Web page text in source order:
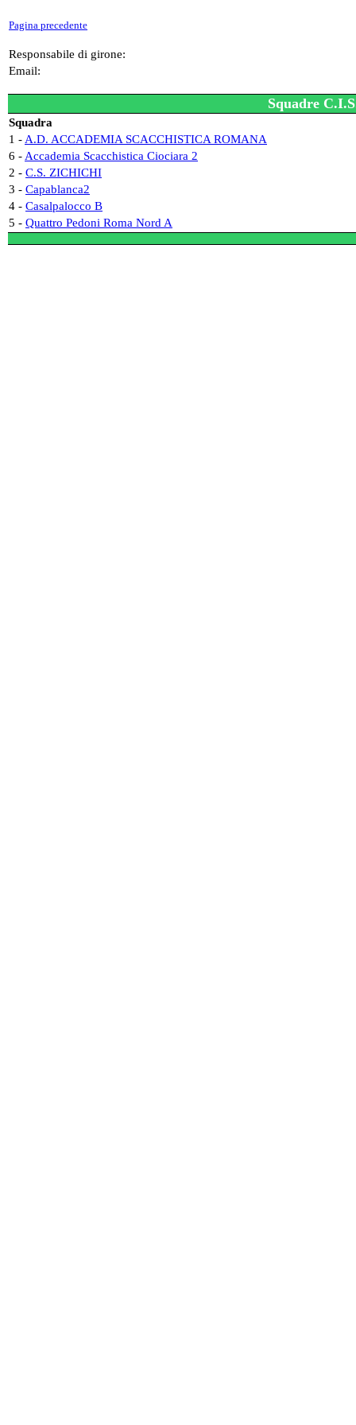
Pagina precedente
Responsabile di girone:
Email:
Squadre
Squadra
1 - A.D. ACCADEMIA SCACCHISTICA ROMANA
6 - Accademia Scacchistica Ciociara 2
2 - C.S. ZICHICHI
3 - Capablanca2
4 - Casalpalocco B
5 - Quattro Pedoni Roma Nord A